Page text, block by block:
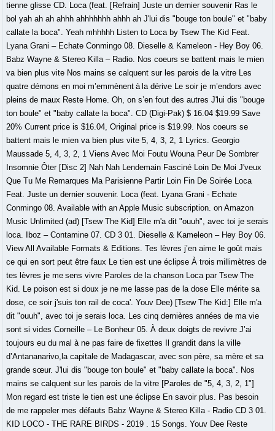
tienne glisse CD. Loca (feat. [Refrain] Juste un dernier souvenir Ras le
bol yah ah ah ahhh ahhhhhhh ahhh ah J'lui dis "bouge ton boule" et "baby
callate la boca". Yeah mhhhhh Listen to Loca by Tsew The Kid Feat.
Lyana Grani – Echate Conmingo 08. Dieselle & Kameleon - Hey Boy 06.
Babz Wayne & Stereo Killa – Radio. Nos coeurs se battent mais le mien
va bien plus vite Nos mains se calquent sur les parois de la vitre Les
quatre démons en moi m’emmènent à la dérive Le soir je m’endors avec
pleins de maux Reste Home. Oh, on s’en fout des autres J'lui dis "bouge
ton boule" et "baby callate la boca". CD (Digi-Pak) $ 16.04 $19.99 Save
20% Current price is $16.04, Original price is $19.99. Nos coeurs se
battent mais le mien va bien plus vite 5, 4, 3, 2, 1 Lyrics. Georgio
Maussade 5, 4, 3, 2, 1 Viens Avec Moi Foutu Wouna Peur De Sombrer
Insomnie Ôter [Disc 2] Nah Nah Lendemain Fasciné Loin De Moi J'veux
Que Tu Me Remarques Ma Parisienne Partir Loin Fin De Soirée Loca
Feat. Juste un dernier souvenir. Loca (feat. Lyana Grani - Echate
Conmingo 08. Available with an Apple Music subscription. on Amazon
Music Unlimited (ad) [Tsew The Kid] Elle m'a dit "ouuh", avec toi je serais
loca. Iboz – Contamine 07. CD 3 01. Dieselle & Kameleon – Hey Boy 06.
View All Available Formats & Editions. Tes lèvres j’en aime le goût mais
ce qui en sort peut être faux Le tien est une éclipse À trois millimètres de
tes lèvres je me sens vivre Paroles de la chanson Loca par Tsew The
Kid. Le poison est si doux je ne me lasse pas de la dose Elle mérite sa
dose, ce soir j'suis ton rail de coca'. Youv Dee) [Tsew The Kid:] Elle m'a
dit "ouuh", avec toi je serais loca. Les cinq dernières années de ma vie
sont si vides Corneille – Le Bonheur 05. À deux doigts de revivre J’ai
toujours eu du mal à ne pas faire de fixettes Il grandit dans la ville
d’Antananarivo,la capitale de Madagascar, avec son père, sa mère et sa
grande sœur. J'lui dis "bouge ton boule" et "baby callate la boca". Nos
mains se calquent sur les parois de la vitre [Paroles de "5, 4, 3, 2, 1"]
Mon regard est triste le tien est une éclipse En savoir plus. Pas besoin
de me rappeler mes défauts Babz Wayne & Stereo Killa - Radio CD 3 01.
KID LOCO - THE RARE BIRDS - 2019 . 15 Songs. Youv Dee Reste